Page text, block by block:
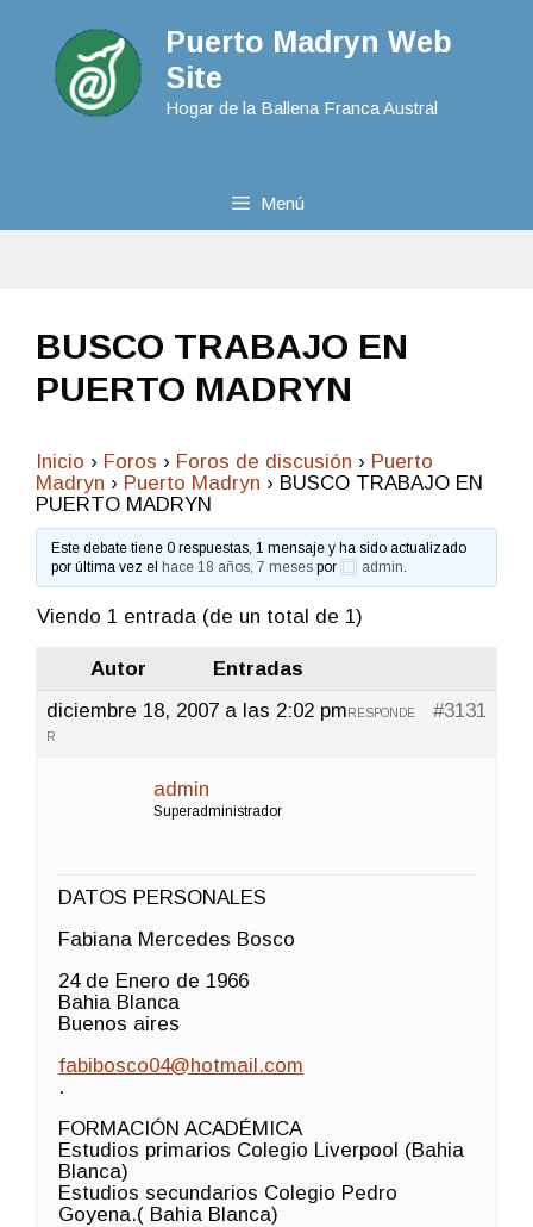
Puerto Madryn Web
Site
Hogar de la Ballena Franca Austral
Menú
BUSCO TRABAJO EN
PUERTO MADRYN
Inicio › Foros › Foros de discusión › Puerto
Madryn › Puerto Madryn › BUSCO TRABAJO EN
PUERTO MADRYN
Este debate tiene 0 respuestas, 1 mensaje y ha sido actualizado
por última vez elhace 18 años, 7 meses por admin
Viendo 1 entrada (de un total de 1)
Autor
Entradas
diciembre 18, 2007 a las 2:02 pm
#3131
RESPONDE
R
admin
Superadministrador
DATOS PERSONALES
Fabiana Mercedes Bosco
24 de Enero de 1966
Bahia Blanca
Buenos aires
fabibosco04@hotmail.com
.
FORMACIÓN ACADÉMICA
Estudios primarios Colegio Liverpool (Bahia
Blanca)
Estudios secundarios Colegio Pedro
Goyena.( Bahia Blanca)